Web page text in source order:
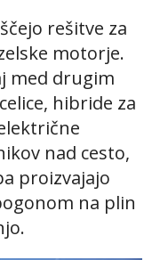
rešitve za
motorje.
med drugim
hibride za
nad cesto,
proizvajajo
na plin